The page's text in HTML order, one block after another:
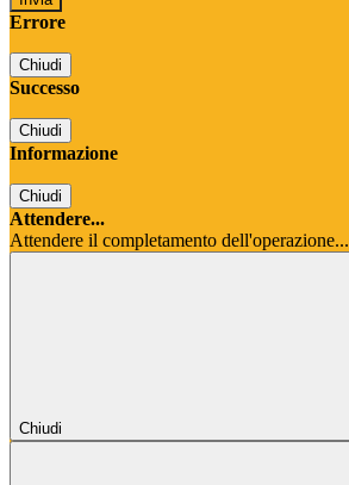
Errore
Chiudi
Successo
Chiudi
Informazione
Chiudi
Attendere...
Attendere il completamento dell'operazione...
Chiudi